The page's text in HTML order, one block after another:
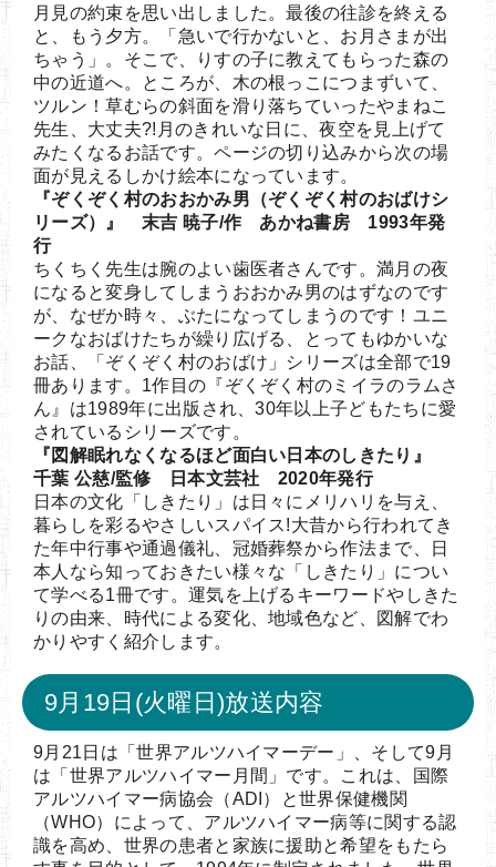
月見の約束を思い出しました。最後の往診を終える
と、もう夕方。「急いで行かないと、お月さまが出
ちゃう」。そこで、りすの子に教えてもらった森の
中の近道へ。ところが、木の根っこにつまずいて、
ツルン！草むらの斜面を滑り落ちていったやまねこ
先生、大丈夫?!月のきれいな日に、夜空を見上げて
みたくなるお話です。ページの切り込みから次の場
面が見えるしかけ絵本になっています。
『ぞくぞく村のおおかみ男（ぞくぞく村のおばけシ
リーズ）』 末吉 暁子/作 あかね書房 1993年発
行
ちくちく先生は腕のよい歯医者さんです。満月の夜
になると変身してしまうおおかみ男のはずなのです
が、なぜか時々、ぶたになってしまうのです！ユニ
ークなおばけたちが繰り広げる、とってもゆかいな
お話、「ぞくぞく村のおばけ」シリーズは全部で19
冊あります。1作目の『ぞくぞく村のミイラのラムさ
ん』は1989年に出版され、30年以上子どもたちに愛
されているシリーズです。
『図解眠れなくなるほど面白い日本のしきたり』
千葉 公慈/監修 日本文芸社 2020年発行
日本の文化「しきたり」は日々にメリハリを与え、
暮らしを彩るやさしいスパイス!大昔から行われてき
た年中行事や通過儀礼、冠婚葬祭から作法まで、日
本人なら知っておきたい様々な「しきたり」につい
て学べる1冊です。運気を上げるキーワードやしきた
りの由来、時代による変化、地域色など、図解でわ
かりやすく紹介します。
9月19日(火曜日)放送内容
9月21日は「世界アルツハイマーデー」、そして9月
は「世界アルツハイマー月間」です。これは、国際
アルツハイマー病協会（ADI）と世界保健機関
（WHO）によって、アルツハイマー病等に関する認
識を高め、世界の患者と家族に援助と希望をもたら